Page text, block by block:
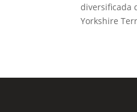
diversificada
Yorkshire